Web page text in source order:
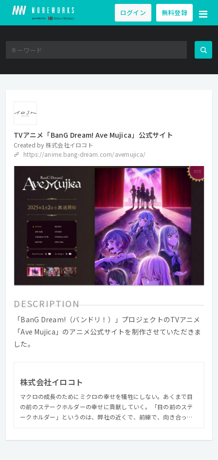
ログイン 無料登録
TVアニメ「BanG Dream! Ave Mujica」公式サイト
Created by 株式会社イロコト
https://anime.bang-dream.com/avemujica/
DESCRIPTION
「BanG Dream!（バンドリ！）」プロジェクトのTVアニメ
「Ave Mujica」のアニメ公式サイトを制作させていただきま
した。
株式会社イロコト
マクロの成長のためにミクロの幸せを犠牲にしない。あくまで目
の前のステークホルダーの幸せに貢献していく。「目の前のステ
ークホルダー」というのは、弊社の近くで、前線で、向き合って